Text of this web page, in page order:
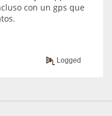
con un gps que
Logged